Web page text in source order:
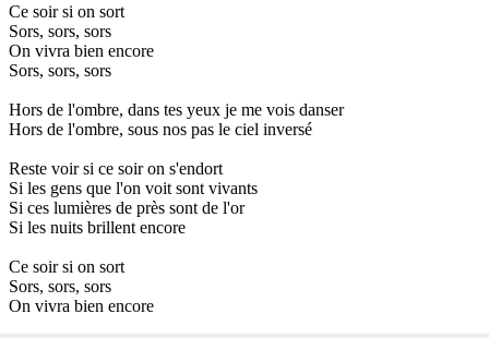
Ce soir si on sort
Sors, sors, sors
On vivra bien encore
Sors, sors, sors
Hors de l'ombre, dans tes yeux je me vois danser
Hors de l'ombre, sous nos pas le ciel inversé
Reste voir si ce soir on s'endort
Si les gens que l'on voit sont vivants
Si ces lumières de près sont de l'or
Si les nuits brillent encore
Ce soir si on sort
Sors, sors, sors
On vivra bien encore